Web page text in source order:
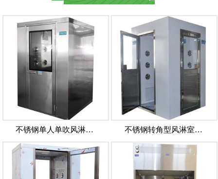
不锈钢单人单吹风淋… 不锈钢转角型风淋室…